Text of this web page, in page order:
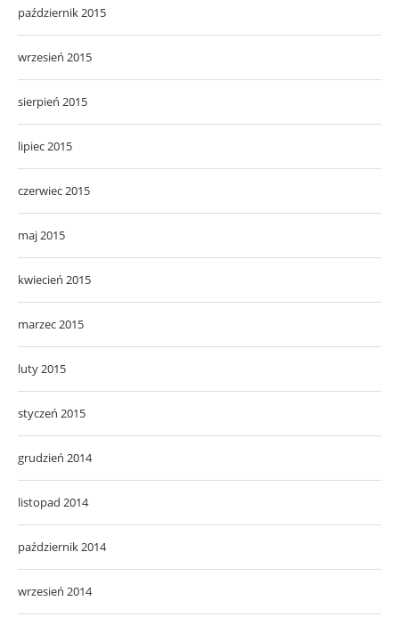
październik 2015
wrzesień 2015
sierpień 2015
lipiec 2015
czerwiec 2015
maj 2015
kwiecień 2015
marzec 2015
luty 2015
styczeń 2015
grudzień 2014
listopad 2014
październik 2014
wrzesień 2014